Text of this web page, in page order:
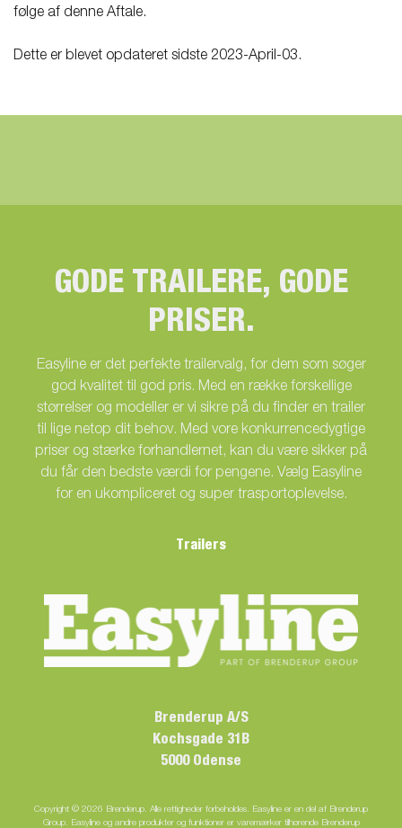
følge af denne Aftale.
Dette er blevet opdateret sidste 2023-April-03.
GODE TRAILERE, GODE
PRISER.
Easyline er det perfekte trailervalg, for dem som søger
god kvalitet til god pris. Med en række forskellige
størrelser og modeller er vi sikre på du finder en trailer
til lige netop dit behov. Med vore konkurrencedygtige
priser og stærke forhandlernet, kan du være sikker på
du får den bedste værdi for pengene. Vælg Easyline
for en ukompliceret og super trasportoplevelse.
Trailers
Brenderup A/S
Kochsgade 31B
5000 Odense
Copyright © 2026 Brenderup. Alle rettigheder forbeholdes. Easyline er en del af Brenderup
Group. Easyline og andre produkter og funktioner er varemærker tilhørende Brenderup